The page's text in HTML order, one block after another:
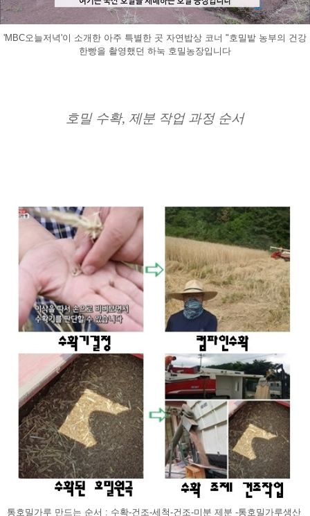
'MBC오늘저녁'이 소개한 아주 특별한 곳 자연밥상 코너 "호밀밭 농부의 건강
한빵을 촬영했던 하눅 호밀농장입니다
호밀 수확, 제분 작업 과정 순서
통호밀가루 만드는 순서 : 수확-건조-세척-건조-미분 제분 -통호밀가루생산